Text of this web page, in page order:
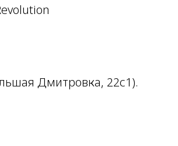
Дмитровка, 22с1).